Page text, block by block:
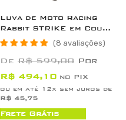
Luva de Moto Racing
Rabbit STRIKE em Couro
com Proteção de
Carbono e Punho Longo
8 avaliações
De R$ 599,00 Por
R$ 494,10 no PIX
ou em até 12x sem juros de
R$ 45,75
Frete Grátis